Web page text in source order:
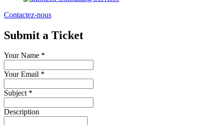
Contactez-nous
Submit a Ticket
Your Name *
Your Email *
Subject *
Description